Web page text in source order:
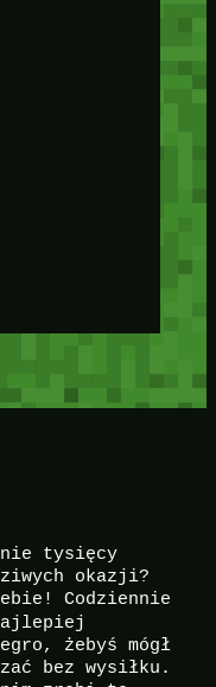
tysięcy
okazji?
Codziennie
żebyś mógł
bez wysiłku.